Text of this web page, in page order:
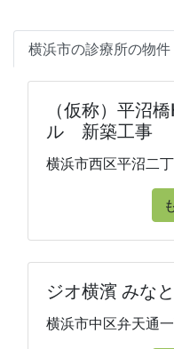
横浜市の診療所の物件
（仮称）平沼
ル 新築工事
横浜市西区平沼二
ジオ横濱 みな
横浜市中区弁天通